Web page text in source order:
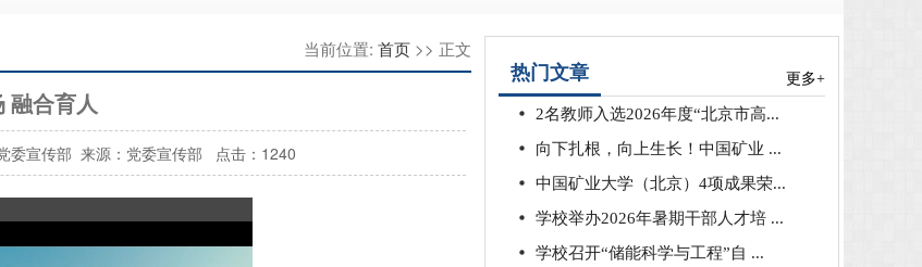
当前位置: 首页 >> 正文
融合育人
委宣传部 来源： 党委宣传部 点击： 1240
热门文章 更多+
2名教师入选2026年度“北京市高...
向下扎根，向上生长！中国矿业 ...
中国矿业大学（北京）4项成果荣...
学校举办2026年暑期干部人才培 ...
学校召开“储能科学与工程”自 ...